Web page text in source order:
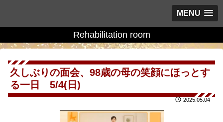
MENU
Rehabilitation room
久しぶりの面会、98歳の母の笑顔にほっとす
る一日 5/4(日)
2025.05.04